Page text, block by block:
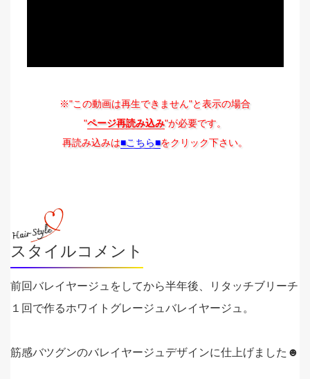
※"この動画は再生できません"と表示の場合
"ページ再読み込み"が必要です。
再読み込みは■こちら■をクリック下さい。
スタイルコメント
前回バレイヤージュをしてから半年後、リタッチブリーチ
１回で作るホワイトグレージュバレイヤージュ。
筋感バツグンのバレイヤージュデザインに仕上げました☻